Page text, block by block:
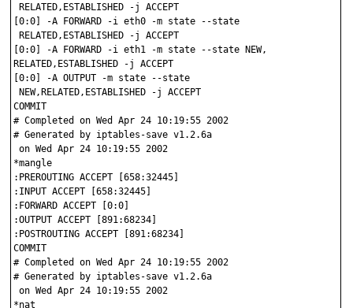
RELATED,ESTABLISHED -j ACCEPT
[0:0] -A FORWARD -i eth0 -m state --state
RELATED,ESTABLISHED -j ACCEPT
[0:0] -A FORWARD -i eth1 -m state --state NEW,
RELATED,ESTABLISHED -j ACCEPT
[0:0] -A OUTPUT -m state --state
NEW,RELATED,ESTABLISHED -j ACCEPT
COMMIT
# Completed on Wed Apr 24 10:19:55 2002
# Generated by iptables-save v1.2.6a
on Wed Apr 24 10:19:55 2002
*mangle
:PREROUTING ACCEPT [658:32445]
:INPUT ACCEPT [658:32445]
:FORWARD ACCEPT [0:0]
:OUTPUT ACCEPT [891:68234]
:POSTROUTING ACCEPT [891:68234]
COMMIT
# Completed on Wed Apr 24 10:19:55 2002
# Generated by iptables-save v1.2.6a
on Wed Apr 24 10:19:55 2002
*nat